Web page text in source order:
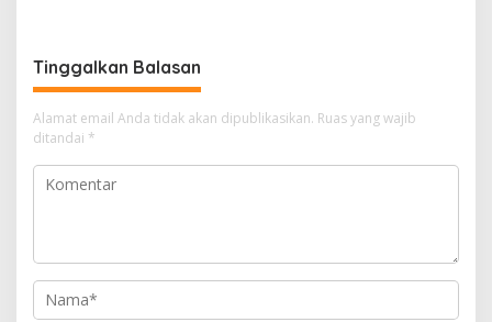
Tinggalkan Balasan
Alamat email Anda tidak akan dipublikasikan. Ruas yang wajib
ditandai *